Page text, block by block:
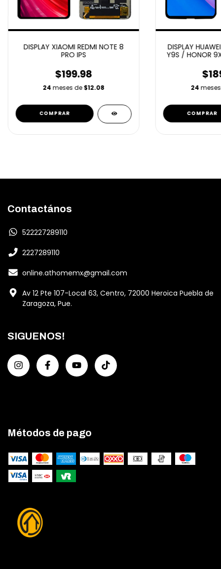
DISPLAY XIAOMI REDMI NOTE 8
PRO IPS
$199.98
24 meses de$12.08
DISPLAY
Y9S / HONOR
24
Contactános
522227289110
2227289110
online.athomemx@gmail.com
Av 12 Pte 107-Local 63, Centro, 72000 Heroica Puebla de
Zaragoza, Pue.
SIGUENOS!
Métodos de pago